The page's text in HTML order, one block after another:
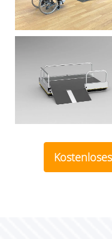
Auffahrt unten